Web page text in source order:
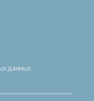
данных